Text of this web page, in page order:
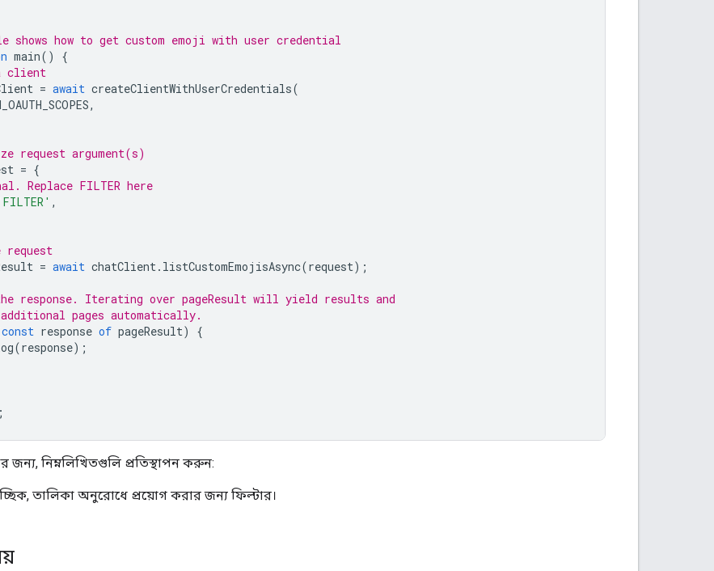
shows how to get custom emoji with user credential
main()
{
client
= await createClientWithUserCredentials(
,
request argument(s)
= {
Replace FILTER here
,
request
= await chatClient. listCustomEmojisAsync(request);
response. Iterating over pageResult will yield results and
pages automatically.
const response of pageResult)
{
(response);
জন্য, নিম্নলিখিতগুলি প্রতিস্থাপন করুন:
তালিকা অনুরোধে প্রয়োগ করার জন্য ফিল্টার।